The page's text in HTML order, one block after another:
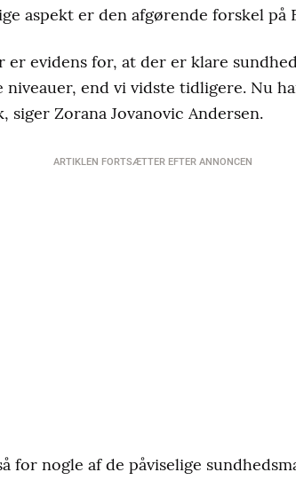
aspekt er den afgørende forskel på
evidens for, at der er klare
niveauer, end vi vidste tidligere. Nu
siger Zorana Jovanovic Andersen.
ARTIKLEN FORTSÆTTER EFTER ANNONCEN
for nogle af de påviselige